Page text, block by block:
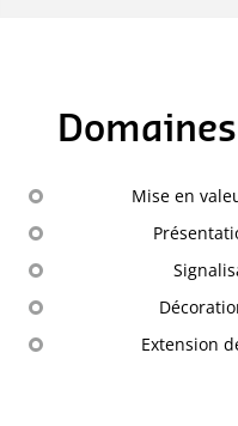
Mise en
Extension